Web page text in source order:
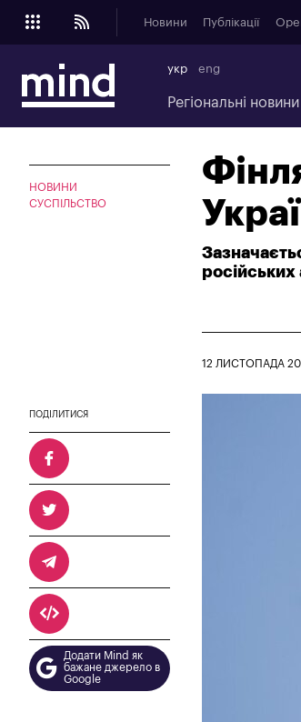
Новини Публікації
укр eng
Регіональні новини
НОВИНИ
СУСПІЛЬСТВО
російських
12 ЛИСТОПАДА
ПОДІЛИТИСЯ
Додати Mind як
бажане джерело в
Google